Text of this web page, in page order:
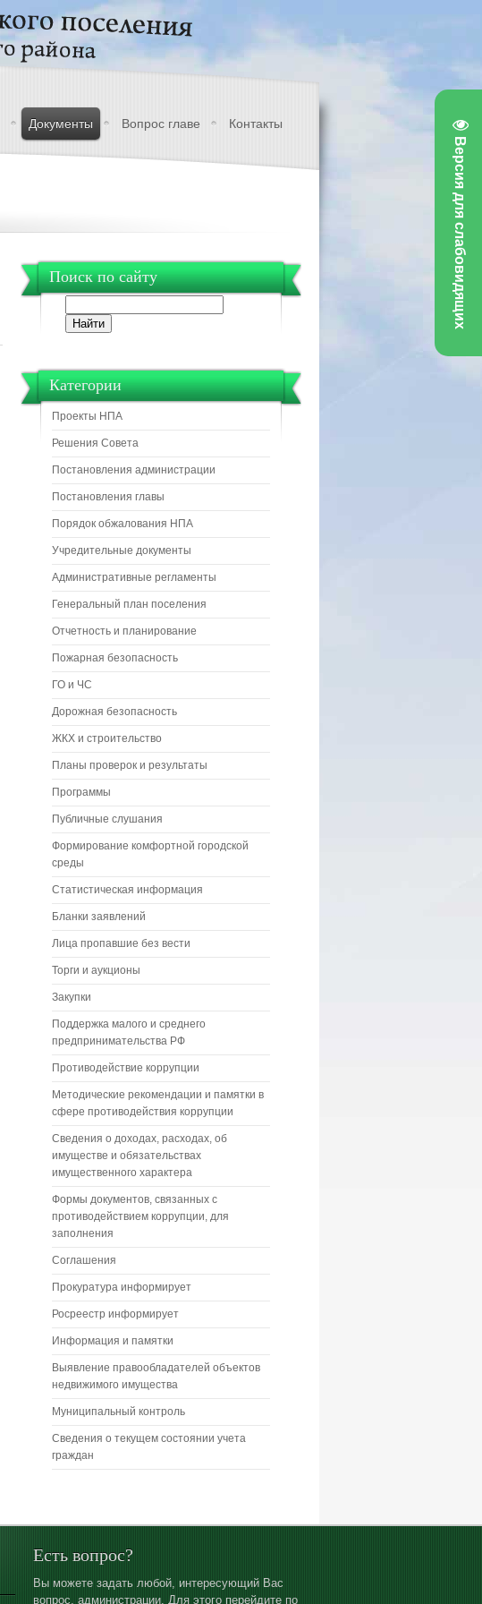
Версия для слабовидящих
Документы Вопрос главе Контакты
Поиск по сайту
Категории
Проекты НПА
Решения Совета
Постановления администрации
Постановления главы
Порядок обжалования НПА
Учредительные документы
Административные регламенты
Генеральный план поселения
Отчетность и планирование
Пожарная безопасность
ГО и ЧС
Дорожная безопасность
ЖКХ и строительство
Планы проверок и результаты
Программы
Публичные слушания
Формирование комфортной городской
среды
Статистическая информация
Бланки заявлений
Лица пропавшие без вести
Торги и аукционы
Закупки
Поддержка малого и среднего
предпринимательства РФ
Противодействие коррупции
Методические рекомендации и памятки в
сфере противодействия коррупции
Сведения о доходах, расходах, об
имуществе и обязательствах
имущественного характера
Формы документов, связанных с
противодействием коррупции, для
заполнения
Соглашения
Прокуратура информирует
Росреестр информирует
Информация и памятки
Выявление правообладателей объектов
недвижимого имущества
Муниципальный контроль
Сведения о текущем состоянии учета
граждан
Есть вопрос?
Вы можете задать любой, интересующий Вас
вопрос, администрации. Для этого перейдите по